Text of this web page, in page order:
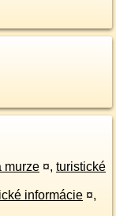
murze ¤, turistické
informácie ¤,